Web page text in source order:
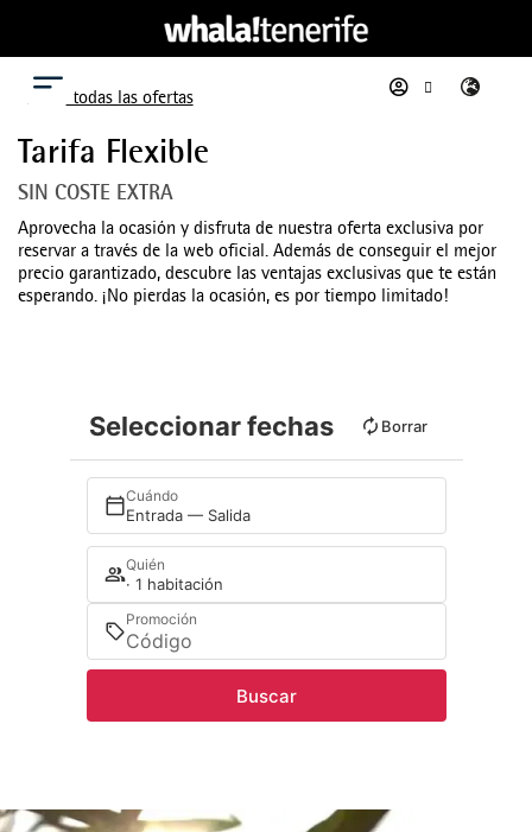
Ver todas las ofertas
Tarifa Flexible
SIN COSTE EXTRA
Aprovecha la ocasión y disfruta de nuestra oferta exclusiva por
reservar a través de la web oficial. Además de conseguir el mejor
precio garantizado, descubre las ventajas exclusivas que te están
esperando. ¡No pierdas la ocasión, es por tiempo limitado!
Seleccionar fechas Borrar
Cuándo
Entrada — Salida
Quién
· 1 habitación
Promoción
Buscar